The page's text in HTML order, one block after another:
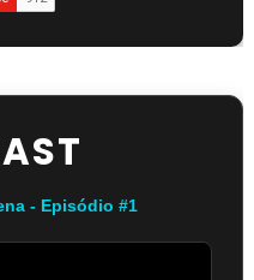
- Episódio #1